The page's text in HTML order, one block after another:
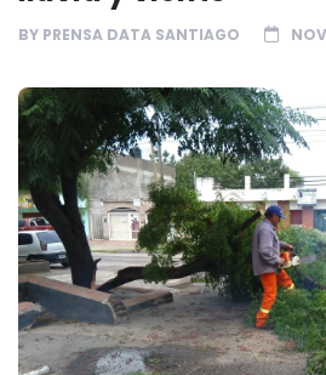
BY PRENSA DATA SANTIAGO